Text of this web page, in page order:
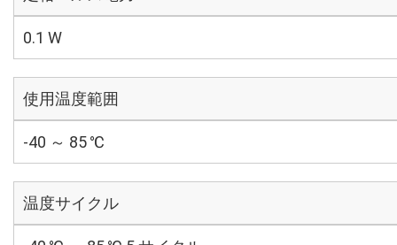
0.1 W
使用温度範囲
-40 ～ 85 ℃
温度サイクル